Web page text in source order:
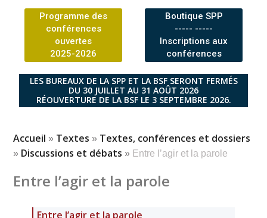
Programme des
conférences
ouvertes
2025-2026
Boutique SPP
----- -----
Inscriptions aux
conférences
LES BUREAUX DE LA SPP ET LA BSF SERONT FERMÉS
DU 30 JUILLET AU 31 AOÛT 2026
RÉOUVERTURE DE LA BSF LE 3 SEPTEMBRE 2026.
Accueil » Textes » Textes, conférences et dossiers
» Discussions et débats » Entre l’agir et la parole
Entre l’agir et la parole
Entre l’agir et la parole